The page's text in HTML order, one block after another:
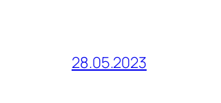
28.05.2023